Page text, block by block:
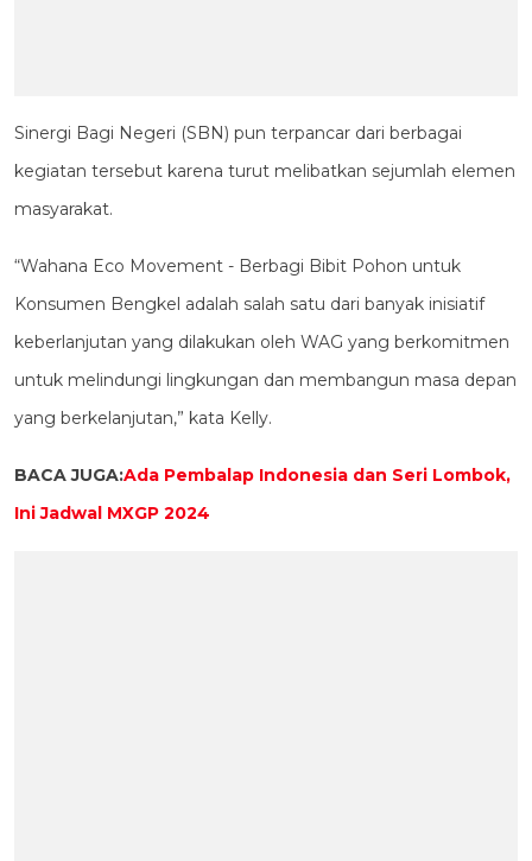
Sinergi Bagi Negeri (SBN) pun terpancar dari berbagai
kegiatan tersebut karena turut melibatkan sejumlah elemen
masyarakat.
“Wahana Eco Movement - Berbagi Bibit Pohon untuk
Konsumen Bengkel adalah salah satu dari banyak inisiatif
keberlanjutan yang dilakukan oleh WAG yang berkomitmen
untuk melindungi lingkungan dan membangun masa depan
yang berkelanjutan,” kata Kelly.
BACA JUGA:Ada Pembalap Indonesia dan Seri Lombok,
Ini Jadwal MXGP 2024